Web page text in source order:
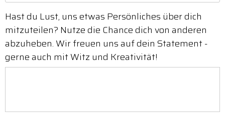
Hast du Lust, uns etwas Persönliches über dich
mitzuteilen? Nutze die Chance dich von anderen
abzuheben. Wir freuen uns auf dein Statement -
gerne auch mit Witz und Kreativität!